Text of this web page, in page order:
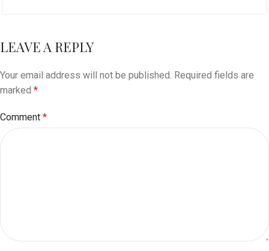
LEAVE A REPLY
Your email address will not be published. Required fields are
marked *
Comment *